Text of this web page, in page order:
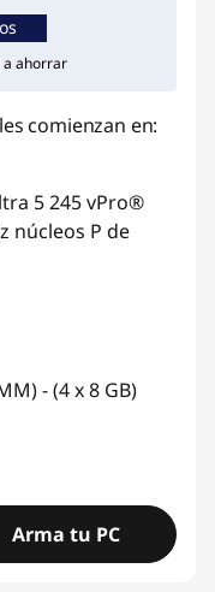
a ahorrar
comienzan en:
5 245 vPro®
núcleos P de
- (4 x 8 GB)
Arma tu PC